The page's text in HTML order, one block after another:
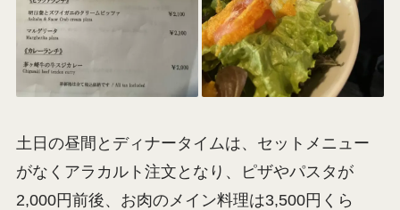
土日の昼間とディナータイムは、セットメニュー
がなくアラカルト注文となり、ピザやパスタが
2,000円前後、お肉のメイン料理は3,500円くら